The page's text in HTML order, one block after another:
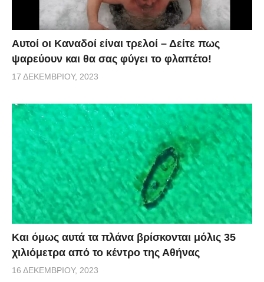
Αυτοί οι Καναδοί είναι τρελοί – Δείτε πως
ψαρεύουν και θα σας φύγει το φλαπέτο!
17 ΔΕΚΕΜΒΡΊΟΥ, 2023
Και όμως αυτά τα πλάνα βρίσκονται μόλις 35
χιλιόμετρα από το κέντρο της Αθήνας
16 ΔΕΚΕΜΒΡΊΟΥ, 2023